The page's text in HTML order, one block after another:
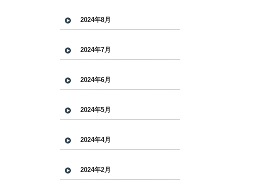
2024年8月
2024年7月
2024年6月
2024年5月
2024年4月
2024年2月